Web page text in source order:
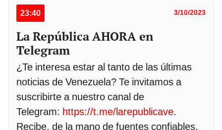
23:40 3/10/2023
La República AHORA en
Telegram
¿Te interesa estar al tanto de las últimas
noticias de Venezuela? Te invitamos a
suscribirte a nuestro canal de
Telegram: https://t.me/larepublicave.
Recibe, de la mano de fuentes confiables,